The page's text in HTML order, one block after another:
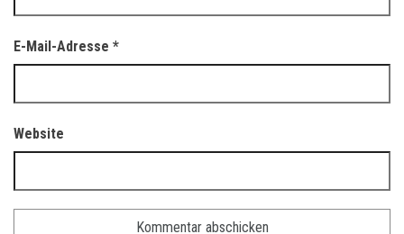
E-Mail-Adresse *
Website